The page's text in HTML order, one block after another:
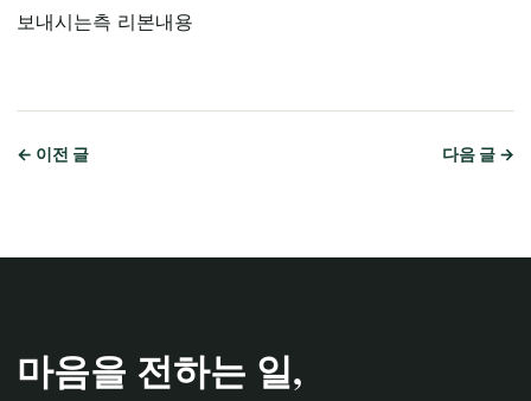
보내시는측 리본내용
← 이전 글 다음 글 →
마음을 전하는 일,